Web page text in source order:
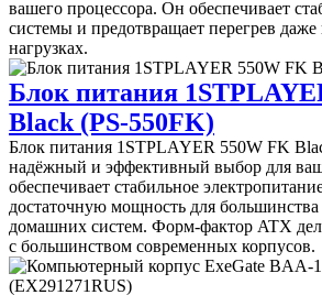
вашего процессора. Он обеспечивает
системы и предотвращает перегрев
нагрузках.
Блок питания
Black (PS-550FK)
Блок питания 1STPLAYER 550W FK
надёжный и эффективный выбор для
обеспечивает стабильное
достаточную мощность для
домашних систем. Форм-фактор ATX
с большинством современных корпусов.